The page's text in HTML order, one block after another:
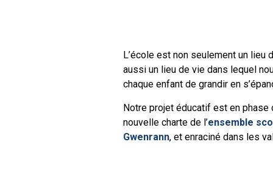
L’école est non seulement un lieu
aussi un lieu de vie dans lequel
chaque enfant de grandir en
Notre projet éducatif est en phase
nouvelle charte de l’ensemble
Gwenrann, et enraciné dans les